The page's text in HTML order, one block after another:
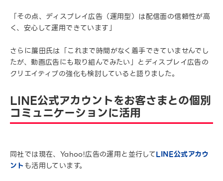
「その点、ディスプレイ広告（運用型）は配信面の信頼性が高
く、安心して運用できています」
さらに簾田氏は「これまで時間がなく着手できていませんでし
たが、動画広告にも取り組んでみたい」とディスプレイ広告の
クリエイティブの強化も検討していると語りました。
LINE公式アカウントをお客さまとの個別
コミュニケーションに活用
同社では現在、Yahoo!広告の運用と並行してLINE公式アカウ
ントも活用しています。